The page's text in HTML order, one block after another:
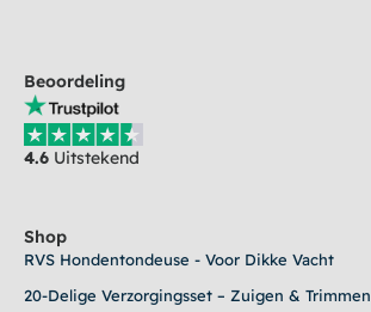
Beoordeling
4.6 Uitstekend
Shop
RVS Hondentondeuse - Voor Dikke Vacht
20-Delige Verzorgingsset – Zuigen & Trimmen